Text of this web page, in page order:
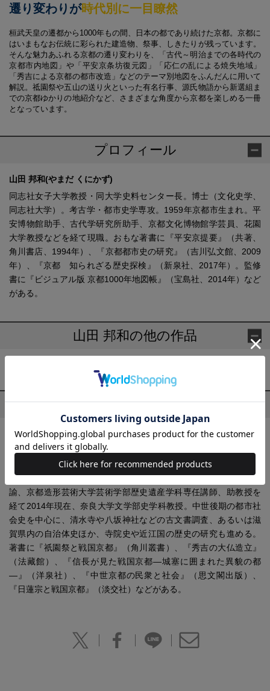
遷り変わりが時代別に一目瞭然
桓武天皇の遷都から1000年もの間、日本の都であり続けた京都。京都に
はいまもなお伝統に彩られた建造物、祭事、しきたりが残っています。
そんな魅力あふれる京都の遷り変わりを、「古代～明治までの各時代の
京都市内地図」や「平安京条坊復元図」「応仁の乱による焼失地域」
「秀吉による京都の都市改造」などのテーマ別地図をふんだんに用いて
解説。祗園祭や五山の送り火といった有名行事、源氏物語から新選組ま
での京都ゆかりの地紹介など、さまざまな角度から京都を楽しめる一冊
となっています。
プロフィール
山田 邦和(やまだ くにかず)
同志社女子大学教授・同大学史料センター長。博士（文化史学、
同志社大学）。考古学・都市史学専攻。1959年京都市生まれ。平
安博物館助手、古代学研究所助手、京都文化博物館学芸員、花園
大学教授などを経て現職。おもな著書に『平安京提要』（共著、
角川書店、1994年）、『京都都市史の研究』（吉川弘文館、2009
年）、『京都 知られざる歴史探検』（新泉社、2017年）。監修
書に『ビジュアル版 京都1000年地図帳』（宝島社、2014年）など
がある。
山田 邦和の他の作品
プロフィール
河内 将芳(かわうち まさよし)
1963年、大阪市生まれ。京都府立大学文学部文学科卒業。京都大
学大学院人間・環境学研究科博士課程修了。京都大学博士（人
間・環境学）。日本中世史専攻。甲南学園甲南中・高等学校教
諭、京都造形芸術大学芸術学部歴史遺産学科専任講師、助教授を
経て2014年現在、奈良大学文学部史学科教授。中世後期の都市社
会史を中心に、清水寺や八坂神社などの古文書調査、あるいは滋
賀県内の自治体史ほか、寺院史や近江国の歴史の研究も進める。
著書に『祇園祭と戦国京都』（角川叢書）、『秀吉の大仏造立』
（法藏館）、『信長が見た戦国京都―城塞に囲まれた異貌の都
―』（洋泉社）、『中世京都の民衆と社会』（思文閣出版）、
『日蓮宗と戦国京都』（淡交社）などがある。